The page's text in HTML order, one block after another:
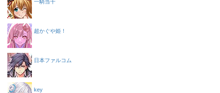
一騎当千
超かぐや姫！
日本ファルコム
key